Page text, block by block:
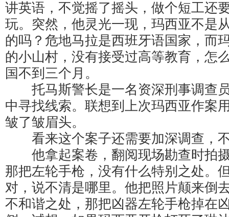
讲英语，不觉摇了摇头，做个短工还
玩。突然，他灵光一现，玛西亚不是
的吗？危地马拉是西班牙语国家，而
的小山村，没有接受过高等教育，怎
国不到三个月。
托马斯警长是一名资深刑事调查
中寻找线索。联想到上次玛西亚作案
皱了皱眉头。
看来这个案子还需要加深调查，
他拿起案卷，翻阅现场勘查时拍
那把左轮手枪，没有什么特别之处。
对，说不清是哪里。他把照片颠来倒
不和谐之处，那把凶器左轮手枪掉在